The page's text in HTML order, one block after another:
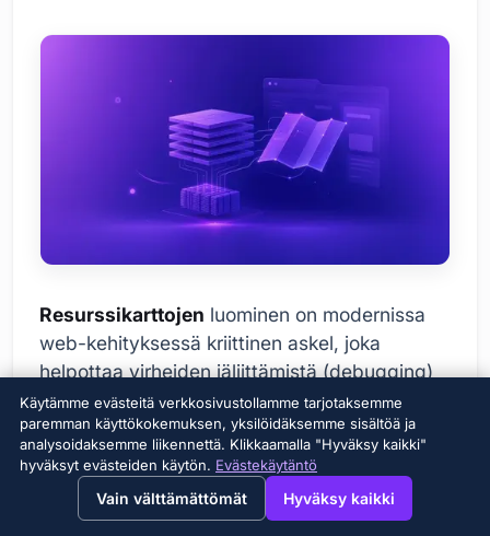
View this page in English?
Resurssikarttojen luominen on modernissa
web-kehityksessä kriittinen askel, joka
helpottaa virheiden jäljittämistä (debugging)
erityisesti monimutkaisissa ja optimoiduissa
koodipohjissa. Nämä kartat mahdollistavat
käännetyn, minifioidun tai muunnellun koodin
yhdistämisen alkuperäiseen, luettavaan
lähdekoodiin, mikä auttaa kehittäjiä löytämään
Käytämme evästeitä verkkosivustollamme tarjotaksemme
paremman käyttökokemuksen, yksilöidäksemme sisältöä ja
analysoidaksemme liikennettä. Klikkaamalla "Hyväksy kaikki"
hyväksyt evästeiden käytön. Evästekäytäntö
Vain välttämättömät Hyväksy kaikki